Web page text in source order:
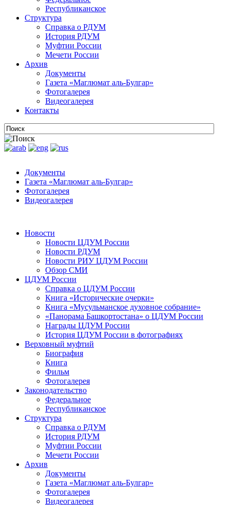
Республиканское
Структура
Справка о РДУМ
История РДУМ
Муфтии России
Мечети России
Архив
Документы
Газета «Маглюмат аль-Булгар»
Фотогалерея
Видеогалерея
Контакты
Документы
Газета «Маглюмат аль-Булгар»
Фотогалерея
Видеогалерея
Новости
Новости ЦДУМ России
Новости РДУМ
Новости РИУ ЦДУМ России
Обзор СМИ
ЦДУМ России
Справка о ЦДУМ России
Книга «Исторические очерки»
Книга «Мусульманское духовное собрание»
«Панорама Башкортостана» о ЦДУМ России
Награды ЦДУМ России
История ЦДУМ России в фотографиях
Верховный муфтий
Биография
Книга
Фильм
Фотогалерея
Законодательство
Федеральное
Республиканское
Структура
Справка о РДУМ
История РДУМ
Муфтии России
Мечети России
Архив
Документы
Газета «Маглюмат аль-Булгар»
Фотогалерея
Видеогалерея